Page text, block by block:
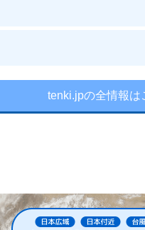
tenki.jpの全情報は